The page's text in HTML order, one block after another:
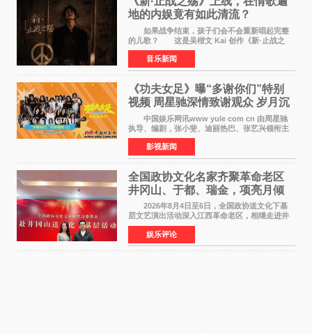
地的内娱竟有如此清流？
如果战争结束，孩子们会不会重新唱起完整
的儿歌？ 这是吴楷文 Kai 创作《新·止战之
殇》时最初的想法。 从伊朗相关冲突引发的
地区局势，到世界各地仍在发生的动荡与不安，
战争从来不只
音乐新闻
《功夫女足》曝“多谢你们”特别
视频 周星驰深情致谢观众 岁月沉
淀不灭初心
中国娱乐网讯www yule com cn 由周星驰
执导、编剧，张小斐、迪丽热巴、张艺兴领衔主
演，刘嘉玲、佐藤健特别出演，艾米、雪野、蔡
思贝、胡予安、倪好特别介绍的喜剧电影《功夫
女足》释出多谢你
影视新闻
全国政协文化名家齐聚革命老区
井冈山、于都、瑞金，项亮月倾
情献唱《桃花谣》致敬红色沃土
2026年8月4日至6日，全国政协送文化下基
层文艺演出活动深入江西革命老区，相继走进井
冈山、于都长征出发地、瑞金三地。由全国政协
文化文史和学习委员会副主任、甘肃省政协原主
席欧阳坚率团，一
娱乐评论